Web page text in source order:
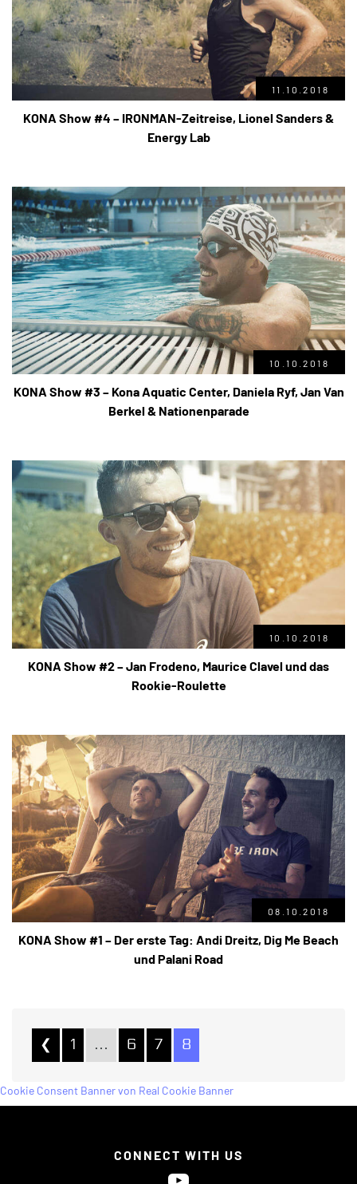
11.10.2018
KONA Show #4 – IRONMAN-Zeitreise, Lionel Sanders &
Energy Lab
10.10.2018
KONA Show #3 – Kona Aquatic Center, Daniela Ryf, Jan Van
Berkel & Nationenparade
10.10.2018
KONA Show #2 – Jan Frodeno, Maurice Clavel und das
Rookie-Roulette
08.10.2018
KONA Show #1 – Der erste Tag: Andi Dreitz, Dig Me Beach
und Palani Road
❮ 1 … 6 7 8
CONNECT WITH US
Cookie Consent Banner von Real Cookie Banner